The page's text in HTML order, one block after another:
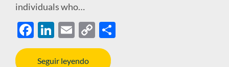
individuals who…
F
ac
e
Li
n
k
E
m
ail
C
o
Seguir leyendo